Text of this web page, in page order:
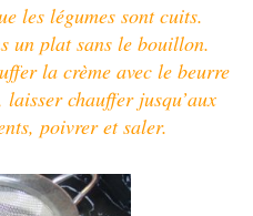
les légumes sont cuits.
un plat sans le bouillon.
la crème avec le beurre
laisser chauffer jusqu’aux
poivreret saler.